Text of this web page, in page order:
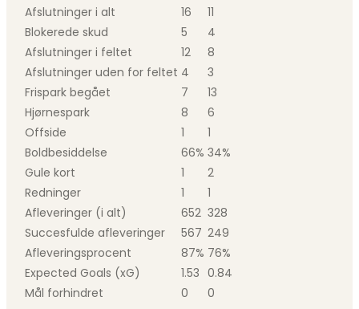
Afslutninger i alt
16
11
Blokerede skud
5
4
Afslutninger i feltet
12
8
Afslutninger uden for feltet 4
3
Frispark begået
7
13
Hjørnespark
8
6
Offside
1
1
Boldbesiddelse
66% 34%
Gule kort
1
2
Redninger
1
1
Afleveringer (i alt)
652 328
Succesfulde afleveringer
567 249
Afleveringsprocent
87% 76%
Expected Goals (xG)
1.53 0.84
Mål forhindret
0 0